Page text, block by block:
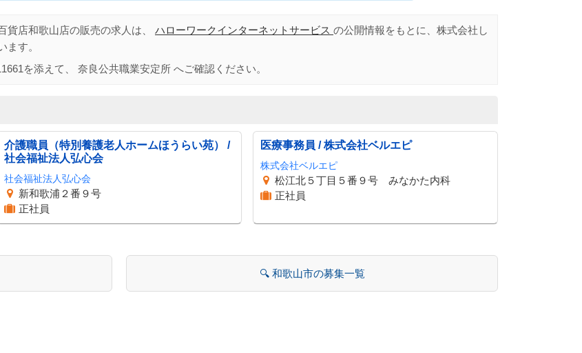
貨店和歌山店の販売の求人は、 ハローワークインターネットサービス の公開情報をもとに、株式会社し
ます。
を添えて、 奈良公共職業安定所 へご確認ください。
介護職員（特別養護老人ホームほうらい苑） /
社会福祉法人弘心会
社会福祉法人弘心会
新和歌浦２番９号
正社員
医療事務員 / 株式会社ベルエピ
株式会社ベルエピ
松江北５丁目５番９号 みなかた内科
正社員
🔍 和歌山市の募集一覧